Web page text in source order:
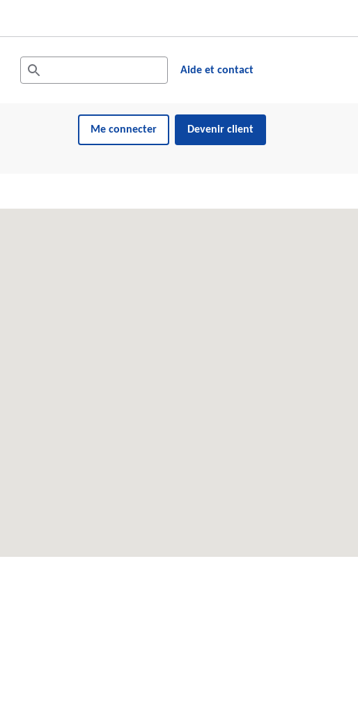
Rechercher dans le site web
Les résultats suggérés s'affichent dynamiquement sous le champ de
Aide et contact
Me connecter Devenir client